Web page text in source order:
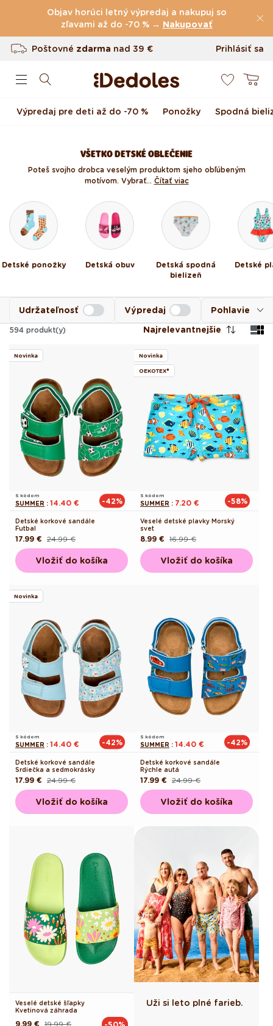
Preskočiť na obsah
Objav horúci letný výpredaj a nakupuj so
zľavami až do -70 % → Nakupovať
Poštovnézdarma nad39 €
Vrátenie tovaru až do 100 dní
Originálny dizajn navrhnutý u nás
Prihlásiť sa
Košík
Výpredaj pre deti až do -70 % Ponožky Spodná
VŠETKO DETSKÉ OBLEČENIE
Poteš svojho drobca veselým produktom s jeho obľúbeným
motívom. Vybrať... Čítať viac
Detské ponožky Detská obuv
Detská spodná
bielizeň
Detské
Pohlavie
Udržateľnosť Výpredaj
594 produkt(y) Najrelevantnejšie
Novinka
S kódom
SUMMER : 14.40 € -42%
Detské korkové sandále
Futbal
Pôvodná
cena
24.99 €
Akciová
cena
17.99 €
Vložiť do košíka
Novinka
OEKOTEX®
S kódom
SUMMER : 7.20 € -58%
Veselé detské plavky Morský
svet
Pôvodná
cena
16.99 €
Akciová
cena
8.99 €
Vložiť do košíka
Novinka
S kódom
SUMMER : 14.40 € -42%
Detské korkové sandále
Srdiečka a sedmokrásky
Pôvodná
cena
24.99 €
Akciová
cena
17.99 €
Vložiť do košíka
S kódom
SUMMER : 14.40 € -42%
Detské korkové sandále
Rýchle autá
Pôvodná
cena
24.99 €
Akciová
cena
17.99 €
Vložiť do košíka
Veselé detské šľapky
Kvetinová záhrada
19.99 €
9.99 €
Uži si leto plné farieb.